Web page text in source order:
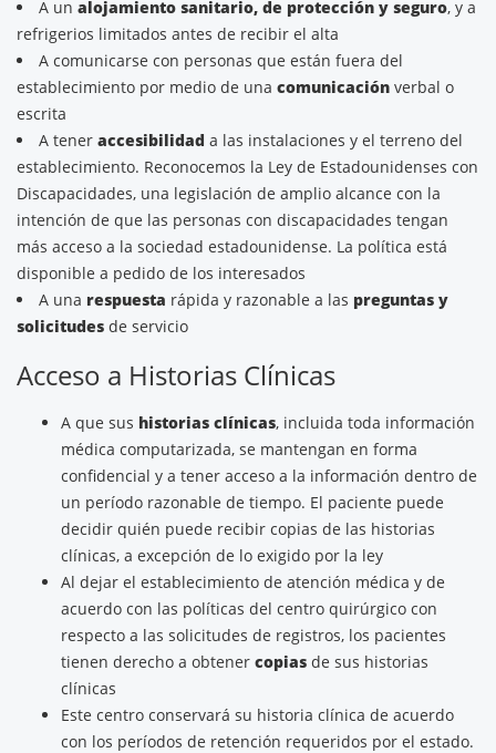
A un alojamiento sanitario, de protección y seguro, y a
refrigerios limitados antes de recibir el alta
A comunicarse con personas que están fuera del
establecimiento por medio de una comunicación verbal o
escrita
A tener accesibilidad a las instalaciones y el terreno del
establecimiento. Reconocemos la Ley de Estadounidenses con
Discapacidades, una legislación de amplio alcance con la
intención de que las personas con discapacidades tengan
más acceso a la sociedad estadounidense. La política está
disponible a pedido de los interesados
A una respuesta rápida y razonable a las preguntas y
solicitudes de servicio
Acceso a Historias Clínicas
A que sus historias clínicas, incluida toda información
médica computarizada, se mantengan en forma
confidencial y a tener acceso a la información dentro de
un período razonable de tiempo. El paciente puede
decidir quién puede recibir copias de las historias
clínicas, a excepción de lo exigido por la ley
Al dejar el establecimiento de atención médica y de
acuerdo con las políticas del centro quirúrgico con
respecto a las solicitudes de registros, los pacientes
tienen derecho a obtener copias de sus historias
clínicas
Este centro conservará su historia clínica de acuerdo
con los períodos de retención requeridos por el estado.